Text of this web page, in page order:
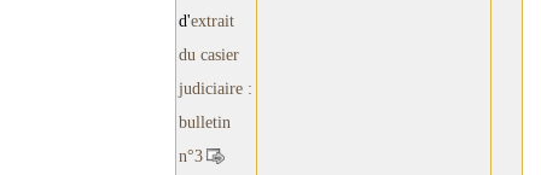
d'extrait
du casier
judiciaire :
bulletin
n°3